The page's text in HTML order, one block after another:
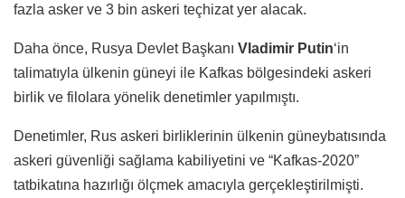
fazla asker ve 3 bin askeri teçhizat yer alacak.
Daha önce, Rusya Devlet Başkanı Vladimir Putin‘in
talimatıyla ülkenin güneyi ile Kafkas bölgesindeki askeri
birlik ve filolara yönelik denetimler yapılmıştı.
Denetimler, Rus askeri birliklerinin ülkenin güneybatısında
askeri güvenliği sağlama kabiliyetini ve “Kafkas-2020”
tatbikatına hazırlığı ölçmek amacıyla gerçekleştirilmişti.